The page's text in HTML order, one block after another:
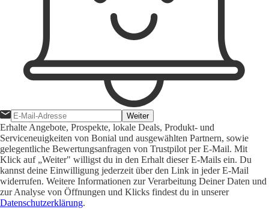
Weiter
Erhalte Angebote, Prospekte, lokale Deals, Produkt- und
Serviceneuigkeiten von Bonial und ausgewählten Partnern, sowie
gelegentliche Bewertungsanfragen von Trustpilot per E-Mail. Mit
Klick auf „Weiter" willigst du in den Erhalt dieser E-Mails ein. Du
kannst deine Einwilligung jederzeit über den Link in jeder E-Mail
widerrufen. Weitere Informationen zur Verarbeitung Deiner Daten und
zur Analyse von Öffnungen und Klicks findest du in unserer
Datenschutzerklärung.